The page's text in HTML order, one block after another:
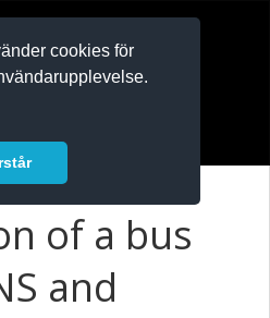
cookies för
of a bus
and